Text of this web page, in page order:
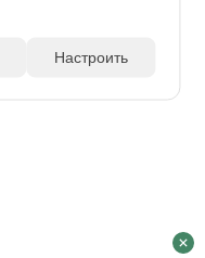
Настроить